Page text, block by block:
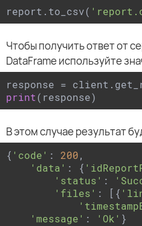
report.to_csv(
Чтобы получить ответ от
DataFrame используйте
response =
print
В этом случае результат
{ 'code' : 200,
'data' : {
'status' :
'files' : [{
'message' : 'Ok'